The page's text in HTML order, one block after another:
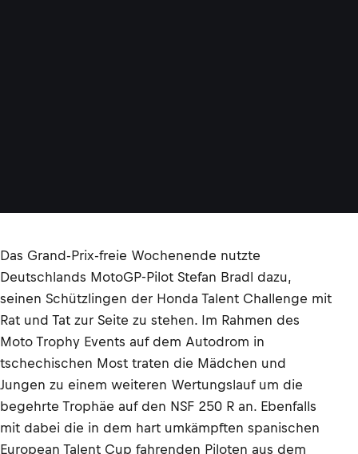
Das Grand-Prix-freie Wochenende nutzte
Deutschlands MotoGP-Pilot Stefan Bradl dazu,
seinen Schützlingen der Honda Talent Challenge mit
Rat und Tat zur Seite zu stehen. Im Rahmen des
Moto Trophy Events auf dem Autodrom in
tschechischen Most traten die Mädchen und
Jungen zu einem weiteren Wertungslauf um die
begehrte Trophäe auf den NSF 250 R an. Ebenfalls
mit dabei die in dem hart umkämpften spanischen
European Talent Cup fahrenden Piloten aus dem